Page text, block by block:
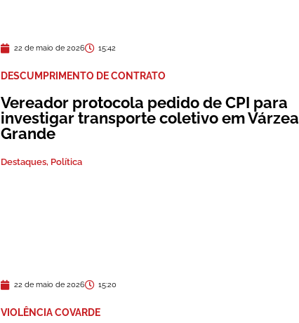
22 de maio de 2026 15:42
DESCUMPRIMENTO DE CONTRATO
Vereador protocola pedido de CPI para
investigar transporte coletivo em Várzea
Grande
Destaques, Política
22 de maio de 2026 15:20
VIOLÊNCIA COVARDE